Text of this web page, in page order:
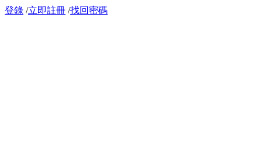
登錄 /立即註冊 /找回密碼